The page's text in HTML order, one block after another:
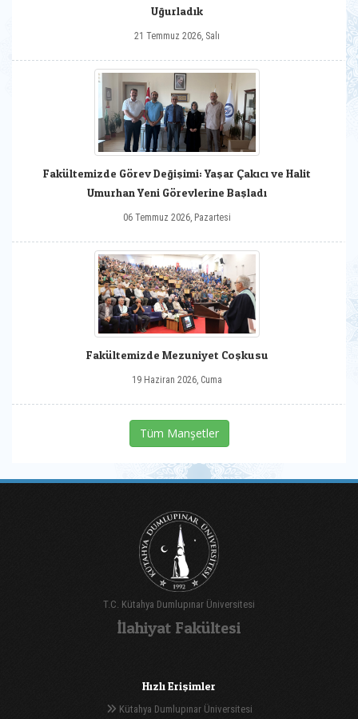
Uğurladık
21 Temmuz 2026, Salı
Fakültemizde Görev Değişimi: Yaşar Çakıcı ve Halit
Umurhan Yeni Görevlerine Başladı
06 Temmuz 2026, Pazartesi
Fakültemizde Mezuniyet Coşkusu
19 Haziran 2026, Cuma
Tüm Manşetler
T.C. Kütahya Dumlupınar Üniversitesi
İlahiyat Fakültesi
Hızlı Erişimler
Kütahya Dumlupınar Üniversitesi